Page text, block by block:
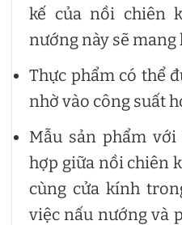
kế của nồi chiên
nướng này sẽ mang
Thực phẩm có thể
nhờ vào công suất
Mẫu sản phẩm
hợp giữa nồi chiên
cùng cửa kính
việc nấu nướng và